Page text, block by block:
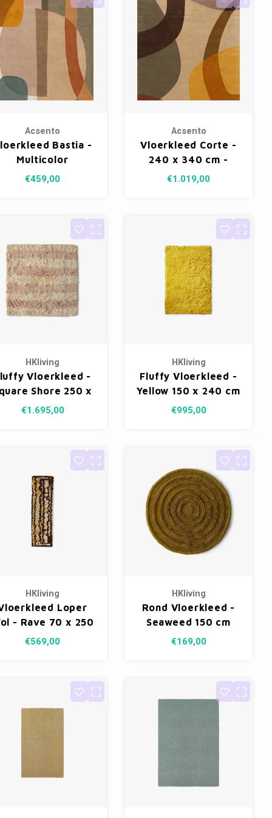
Acsento
Bastia -
Multicolor
€459,00
Acsento
Vloerkleed Corte -
240 x 340 cm -
yellow
€1.019,00
HKliving
Vloerkleed -
Shore 250 x
250 cm
€1.695,00
HKliving
Fluffy Vloerkleed -
Yellow 150 x 240 cm
€995,00
HKliving
Loper
- Rave 70 x 250
cm
€569,00
HKliving
Rond Vloerkleed -
Seaweed 150 cm
€169,00